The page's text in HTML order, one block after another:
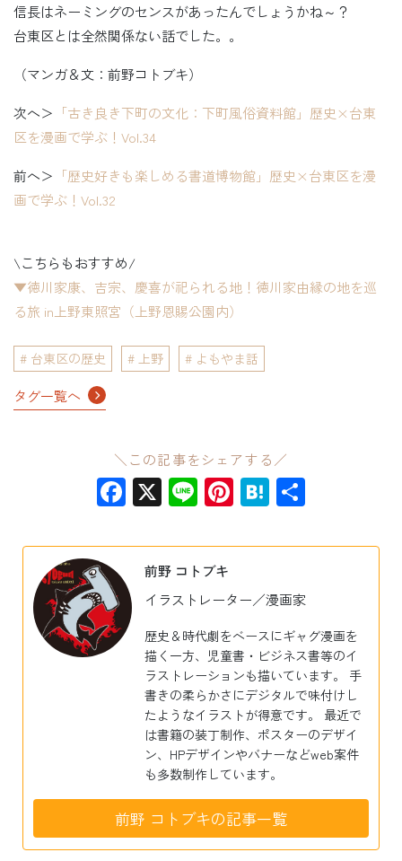
信長はネーミングのセンスがあったんでしょうかね～？
台東区とは全然関係ない話でした。。
（マンガ＆文：前野コトブキ）
次へ＞ 「古き良き下町の文化：下町風俗資料館」歴史×台東
区を漫画で学ぶ！Vol.34
前へ＞ 「歴史好きも楽しめる書道博物館」歴史×台東区を漫
画で学ぶ！Vol.32
\こちらもおすすめ/
▼徳川家康、吉宗、慶喜が祀られる地！徳川家由縁の地を巡
る旅 in上野東照宮（上野恩賜公園内）
台東区の歴史 上野 よもやま話
タグ一覧へ
＼この記事をシェアする／
Facebook
X LinePinterest
Hatena
前野 コトブキ
イラストレーター／漫画家
歴史＆時代劇をベースにギャグ漫画を
描く一方、児童書・ビジネス書等のイ
ラストレーションも描いています。 手
書きの柔らかさにデジタルで味付けし
たようなイラストが得意です。 最近で
は書籍の装丁制作、ポスターのデザイ
ン、HPデザインやバナーなどweb案件
も多数制作しています。
前野 コトブキの記事一覧